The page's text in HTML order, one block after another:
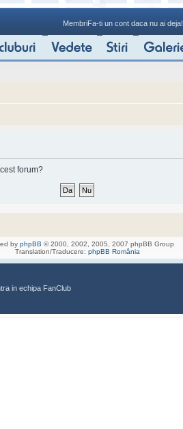
MembriFa-ti un cont daca nu ai deja!
forum?
by phpBB © 2000, 2002, 2005, 2007 phpBB Group
Translation/Traducere: phpBB România
in echipa FanClub